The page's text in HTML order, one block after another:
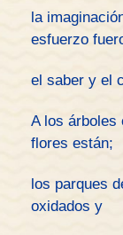
la
esfuerzo
el saber y el
A los árboles
flores están;
los parques
oxidados y